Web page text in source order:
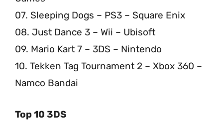
07. Sleeping Dogs – PS3 – Square Enix
08. Just Dance 3 – Wii – Ubisoft
09. Mario Kart 7 – 3DS – Nintendo
10. Tekken Tag Tournament 2 – Xbox 360 –
Namco Bandai
Top 10 3DS